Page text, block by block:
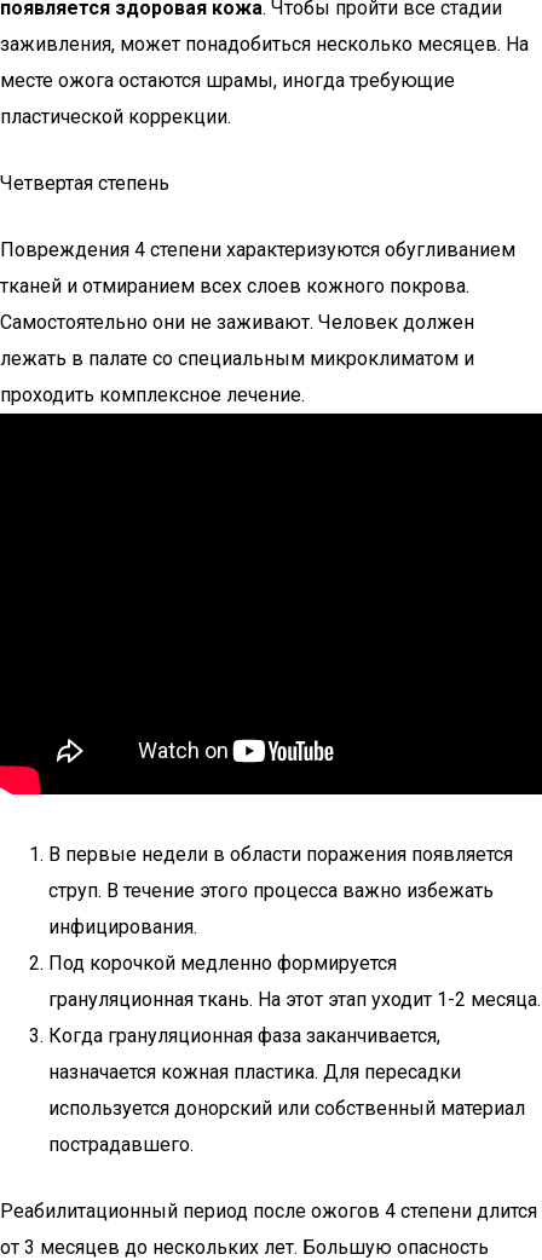
появляется здоровая кожа. Чтобы пройти все стадии
заживления, может понадобиться несколько месяцев. На
месте ожога остаются шрамы, иногда требующие
пластической коррекции.
Четвертая степень
Повреждения 4 степени характеризуются обугливанием
тканей и отмиранием всех слоев кожного покрова.
Самостоятельно они не заживают. Человек должен
лежать в палате со специальным микроклиматом и
проходить комплексное лечение.
В первые недели в области поражения появляется
струп. В течение этого процесса важно избежать
инфицирования.
Под корочкой медленно формируется
грануляционная ткань. На этот этап уходит 1-2 месяца.
Когда грануляционная фаза заканчивается,
назначается кожная пластика. Для пересадки
используется донорский или собственный материал
пострадавшего.
Реабилитационный период после ожогов 4 степени длится
от 3 месяцев до нескольких лет. Большую опасность